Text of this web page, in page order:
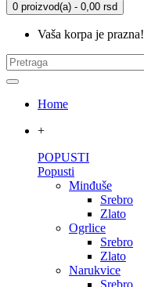
0 proizvod(a) - 0,00 rsd
Vaša korpa je prazna!
Home
+
POPUSTI
Popusti
Minđuše
Srebro
Zlato
Ogrlice
Srebro
Zlato
Narukvice